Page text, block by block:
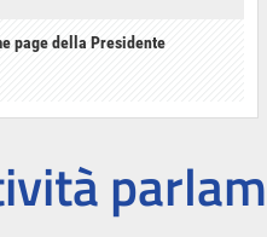
page della Presidente